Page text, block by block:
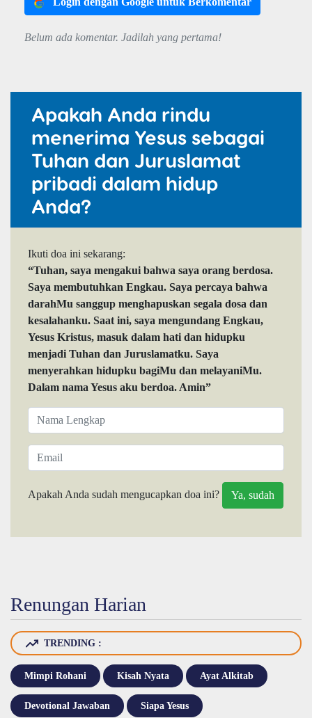
Belum ada komentar. Jadilah yang pertama!
Apakah Anda rindu
menerima Yesus sebagai
Tuhan dan Juruslamat
pribadi dalam hidup
Anda?
Ikuti doa ini sekarang:
“Tuhan, saya mengakui bahwa saya orang berdosa.
Saya membutuhkan Engkau. Saya percaya bahwa
darahMu sanggup menghapuskan segala dosa dan
kesalahanku. Saat ini, saya mengundang Engkau,
Yesus Kristus, masuk dalam hati dan hidupku
menjadi Tuhan dan Juruslamatku. Saya
menyerahkan hidupku bagiMu dan melayaniMu.
Dalam nama Yesus aku berdoa. Amin”
Apakah Anda sudah mengucapkan doa ini?
Renungan Harian
TRENDING :
Mimpi Rohani Kisah Nyata Ayat Alkitab
Devotional Jawaban Siapa Yesus